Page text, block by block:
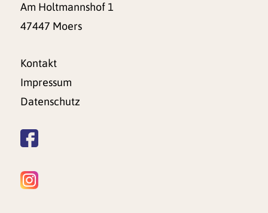
Am Holtmannshof 1
47447 Moers
Kontakt
Impressum
Datenschutz